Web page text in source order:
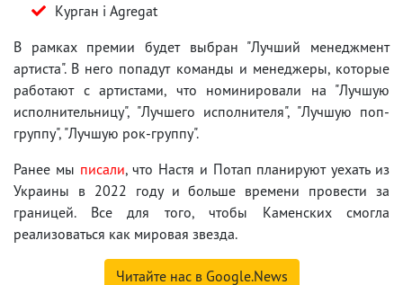
Курган і Agregat
В рамках премии будет выбран "Лучший менеджмент
артиста". В него попадут команды и менеджеры, которые
работают с артистами, что номинировали на "Лучшую
исполнительницу", "Лучшего исполнителя", "Лучшую поп-
группу", "Лучшую рок-группу".
Ранее мы писали, что Настя и Потап планируют уехать из
Украины в 2022 году и больше времени провести за
границей. Все для того, чтобы Каменских смогла
реализоваться как мировая звезда.
Читайте нас в Google.News